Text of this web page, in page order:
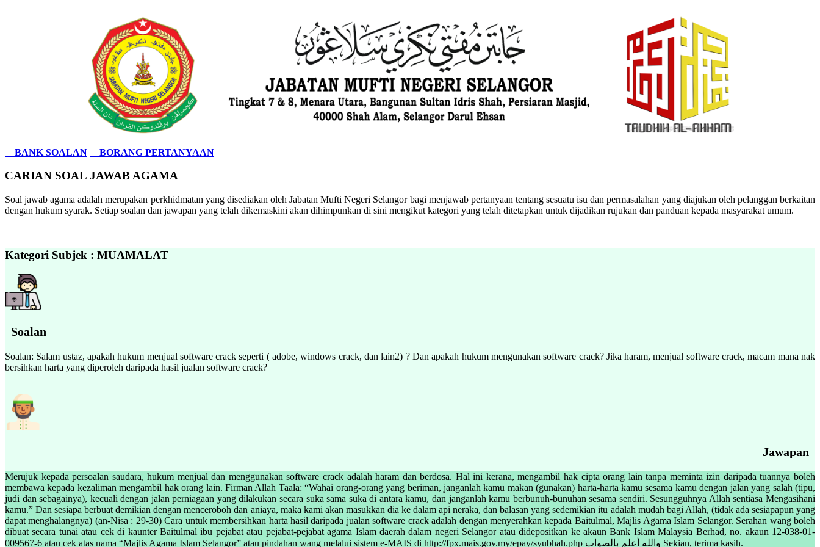
BANK SOALAN BORANG PERTANYAAN
CARIAN SOAL JAWAB AGAMA
Soal jawab agama adalah merupakan perkhidmatan yang disediakan oleh Jabatan Mufti Negeri Selangor bagi menjawab pertanyaan tentang sesuatu isu dan permasalahan yang diajukan oleh pelanggan berkaitan
dengan hukum syarak. Setiap soalan dan jawapan yang telah dikemaskini akan dihimpunkan di sini mengikut kategori yang telah ditetapkan untuk dijadikan rujukan dan panduan kepada masyarakat umum.
Kategori Subjek : MUAMALAT
Soalan
Soalan: Salam ustaz, apakah hukum menjual software crack seperti ( adobe, windows crack, dan lain2) ? Dan apakah hukum mengunakan software crack? Jika haram, menjual software crack, macam mana nak
bersihkan harta yang diperoleh daripada hasil jualan software crack?
Jawapan
Merujuk kepada persoalan saudara, hukum menjual dan menggunakan software crack adalah haram dan berdosa. Hal ini kerana, mengambil hak cipta orang lain tanpa meminta izin daripada tuannya boleh
membawa kepada kezaliman mengambil hak orang lain. Firman Allah Taala: “Wahai orang-orang yang beriman, janganlah kamu makan (gunakan) harta-harta kamu sesama kamu dengan jalan yang salah (tipu,
judi dan sebagainya), kecuali dengan jalan perniagaan yang dilakukan secara suka sama suka di antara kamu, dan janganlah kamu berbunuh-bunuhan sesama sendiri. Sesungguhnya Allah sentiasa Mengasihani
kamu.” Dan sesiapa berbuat demikian dengan menceroboh dan aniaya, maka kami akan masukkan dia ke dalam api neraka, dan balasan yang sedemikian itu adalah mudah bagi Allah, (tidak ada sesiapapun yang
dapat menghalangnya) (an-Nisa : 29-30) Cara untuk membersihkan harta hasil daripada jualan software crack adalah dengan menyerahkan kepada Baitulmal, Majlis Agama Islam Selangor. Serahan wang boleh
dibuat secara tunai atau cek di kaunter Baitulmal ibu pejabat atau pejabat-pejabat agama Islam daerah dalam negeri Selangor atau didepositkan ke akaun Bank Islam Malaysia Berhad, no. akaun 12-038-01-
009567-6 atau cek atas nama “Majlis Agama Islam Selangor” atau pindahan wang melalui sistem e-MAIS di http://fpx.mais.gov.my/epay/syubhah.php والله أعلم بالصواب Sekian, terima kasih.